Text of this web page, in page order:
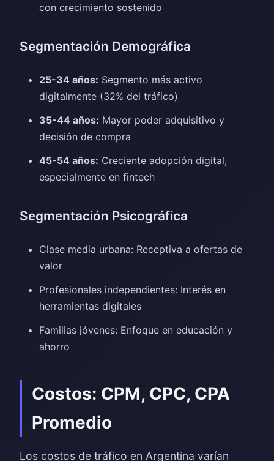
con crecimiento sostenido
Segmentación Demográfica
25-34 años: Segmento más activo
digitalmente (32% del tráfico)
35-44 años: Mayor poder adquisitivo y
decisión de compra
45-54 años: Creciente adopción digital,
especialmente en fintech
Segmentación Psicográfica
Clase media urbana: Receptiva a ofertas de
valor
Profesionales independientes: Interés en
herramientas digitales
Familias jóvenes: Enfoque en educación y
ahorro
Costos: CPM, CPC, CPA
Promedio
Los costos de tráfico en Argentina varían